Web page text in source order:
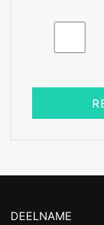
DEELNAME